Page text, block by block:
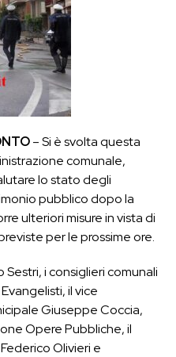
– Si è svolta questa
comunale,
lo stato degli
pubblico dopo la
ulteriori misure in vista di
per le prossime ore.
Sestri, i consiglieri comunali
il vice
Giuseppe Coccia,
Opere Pubbliche, il
Olivieri e